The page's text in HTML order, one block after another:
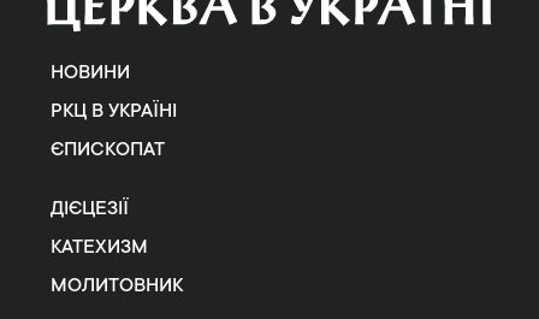
НОВИНИ
РКЦ В УКРАЇНІ
ЄПИСКОПАТ
ДІЄЦЕЗІЇ
КАТЕХИЗМ
МОЛИТОВНИК